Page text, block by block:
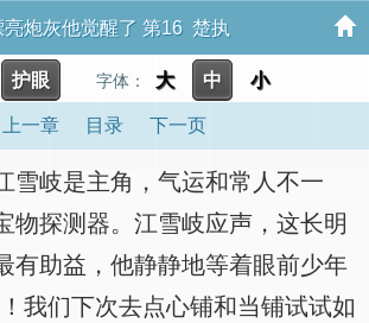
亮炮灰他觉醒了 第16 楚执
护眼 字体： 大 中 小
上一章 目录 下一页
雪岐是主角，气运和常人不一
物探测器。江雪岐应声，这长明
有助益，他静静地等着眼前少年
我们下次去点心铺和当铺试试如